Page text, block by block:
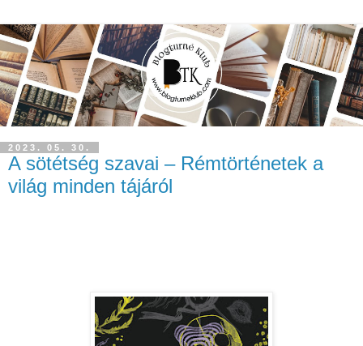
2023. 05. 30.
A sötétség szavai – Rémtörténetek a
világ minden tájáról